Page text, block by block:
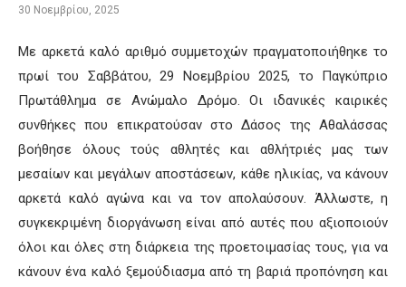
30 Νοεμβρίου, 2025
Με αρκετά καλό αριθμό συμμετοχών πραγματοποιήθηκε το
πρωί του Σαββάτου, 29 Νοεμβρίου 2025, το Παγκύπριο
Πρωτάθλημα σε Ανώμαλο Δρόμο. Οι ιδανικές καιρικές
συνθήκες που επικρατούσαν στο Δάσος της Αθαλάσσας
βοήθησε όλους τούς αθλητές και αθλήτριές μας των
μεσαίων και μεγάλων αποστάσεων, κάθε ηλικίας, να κάνουν
αρκετά καλό αγώνα και να τον απολαύσουν. Άλλωστε, η
συγκεκριμένη διοργάνωση είναι από αυτές που αξιοποιούν
όλοι και όλες στη διάρκεια της προετοιμασίας τους, για να
κάνουν ένα καλό ξεμούδιασμα από τη βαριά προπόνηση και